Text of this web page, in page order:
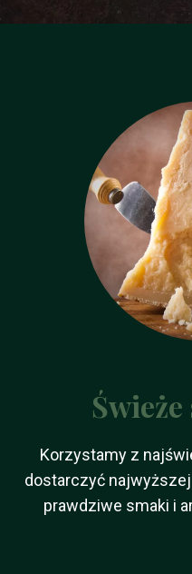
Korzystamy z
dostarczyć
prawdziwe smaki i